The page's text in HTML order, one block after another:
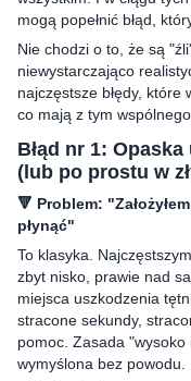
mogą popełnić błąd,
Nie chodzi o to, że są
niewystarczająco
najczęstsze błędy,
co mają z tym
Błąd nr 1:
(lub po prostu w
🔻 Problem:
płynąć"
To klasyka.
zbyt nisko, prawie nad
miejsca uszkodzenia
stracone sekundy,
pomoc. Zasada "wysoko
wymyślona bez powodu.